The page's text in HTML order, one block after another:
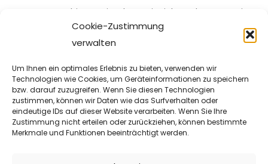
Cookie-Zustimmung
verwalten
Um Ihnen ein optimales Erlebnis zu bieten, verwenden wir
Technologien wie Cookies, um Geräteinformationen zu speichern
bzw. darauf zuzugreifen. Wenn Sie diesen Technologien
zustimmen, können wir Daten wie das Surfverhalten oder
eindeutige IDs auf dieser Website verarbeiten. Wenn Sie Ihre
Zustimmung nicht erteilen oder zurückziehen, können bestimmte
Merkmale und Funktionen beeinträchtigt werden.
NAS Systeme bieten wir schon seit vielen Jahren an, mit
verschiedenen Betriebssystemen, von verschiedenen
Herstellern und jetzt auch mit TrueNAS […]
WEITER
INFORMATIONEN 14. JANUAR 2023
NFS – Network File System